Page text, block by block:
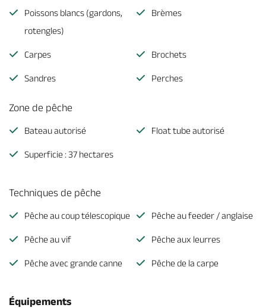
Poissons blancs (gardons,
rotengles)
Brèmes
Carpes Brochets
Sandres Perches
Zone de pêche
Bateau autorisé Float tube autorisé
Superficie : 37 hectares
Techniques de pêche
Pêche au coup télescopique Pêche au feeder / anglaise
Pêche au vif Pêche aux leurres
Pêche avec grande canne Pêche de la carpe
Équipements